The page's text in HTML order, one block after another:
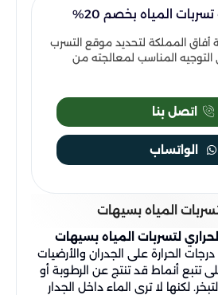
المياه بخصم 20%
أفاق المملكة لتحديد موقع التسرب
المناسب لمعالجته من
اتصل بنا
الواتساب
المياه بسيهات
لتسربات المياه بسيهات
الحرارة على الجدران والأرضيات
تتبع أنماط قد تنتج عن الرطوبة أو
لكنها لا ترى الماء داخل الجدار